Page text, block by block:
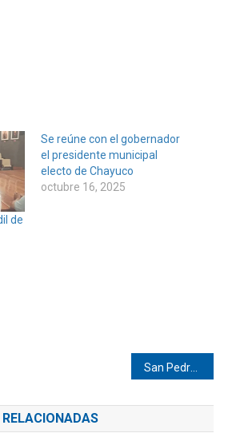
de
Se reúne con el gobernador
el presidente municipal
electo de Chayuco
octubre 16, 2025